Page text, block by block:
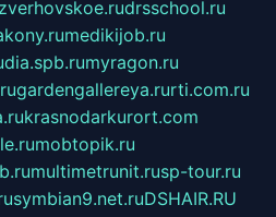
drsschool.ru
medikijob.ru
myragon.ru
gardengallereya.rurti.com.ru
krasnodarkurort.com
mobtopik.ru
multimetrunit.rusp-tour.ru
symbian9.net.ruDSHAIR.RU